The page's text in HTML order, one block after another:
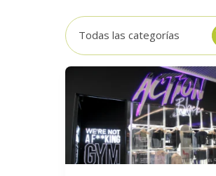
Todas las categorías